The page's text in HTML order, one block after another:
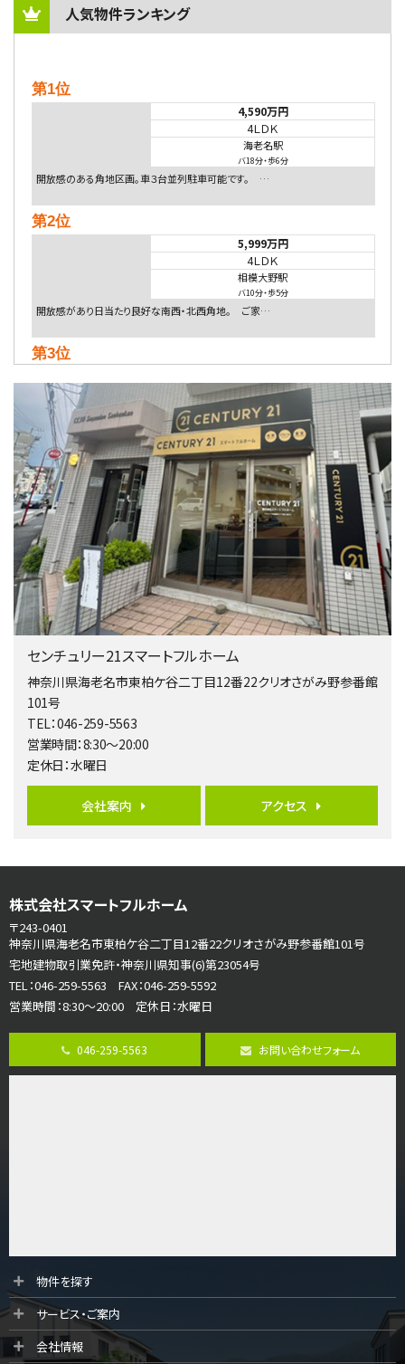
人気物件ランキング
第1位
4,590万円
4ＬＤＫ
海老名駅
バ18分・歩6分
開放感のある角地区画。車３台並列駐車可能です。 …
第2位
5,999万円
4ＬＤＫ
相模大野駅
バ10分・歩5分
開放感があり日当たり良好な南西・北西角地。 ご家…
第3位
4ＬＤＫ
相模大野駅
バ9分・歩4分
２０１５年６月築、積水ハウス施工住宅です。 南東…
第4位
4,080万円
4ＬＤＫ
淵野辺駅
歩17分
南側道路に面しており日当たり良好。 キッチンから…
第5位
3,680万円
バ19分・ 歩8分
開放感があり日当たり良好な南西・北西角地区画。 …
第6位
4ＳＬＤＫ
海老名駅
さがみ野駅
歩17分
ご家族が集まるLDKは１７．５帖とゆとりある広さ…
第8位
3,598万円
4ＬＤＫ
長後駅
第10位
3,990万円
古淵駅
センチュリー21スマートフルホーム
神奈川県海老名市東柏ケ谷二丁目12番22クリオさがみ野参番館
101号
TEL：046-259-5563
営業時間：8:30～20:00
定休日：水曜日
会社案内 アクセス
株式会社スマートフルホーム
〒243-0401
神奈川県海老名市東柏ケ谷二丁目12番22クリオさがみ野参番館101号
宅地建物取引業免許・神奈川県知事(6)第23054号
TEL：046-259-5563 FAX：046-259-5592
営業時間：8:30～20:00 定休日：水曜日
046-259-5563 お問い合わせフォーム
物件を探す
サービス・ご案内
会社情報